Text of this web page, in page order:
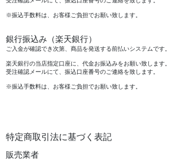
※振込手数料は、お客様ご負担でお願い致します。
銀行振込み（楽天銀行）
ご入金が確認でき次第、商品を発送する前払いシステムです。
楽天銀行の当店指定口座に、代金お振込みをお願い致します。
受注確認メールにて、振込口座番号のご連絡を致します。
※振込手数料は、お客様ご負担でお願い致します。
特定商取引法に基づく表記
販売業者